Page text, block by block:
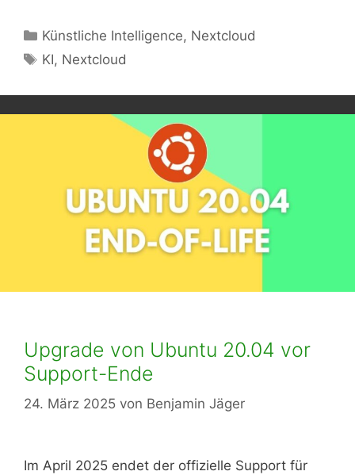
Kategorien
Künstliche Intelligence, Nextcloud
Schlagwörter
KI, Nextcloud
Upgrade von Ubuntu 20.04 vor
Support-Ende
24. März 2025 von Benjamin Jäger
Im April 2025 endet der offizielle Support für